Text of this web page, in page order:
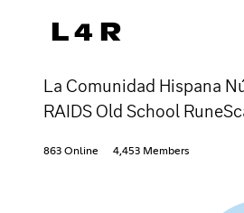
L 4 R
La Comunidad Hispana
RAIDS Old School
863 Online 4,453 Members